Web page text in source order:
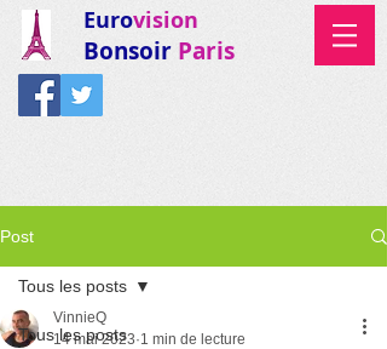
Eurovision
Bonsoir Paris
Post
Tous les posts
Tous les posts
VinnieQ
14 mai 2023 1 min de lecture